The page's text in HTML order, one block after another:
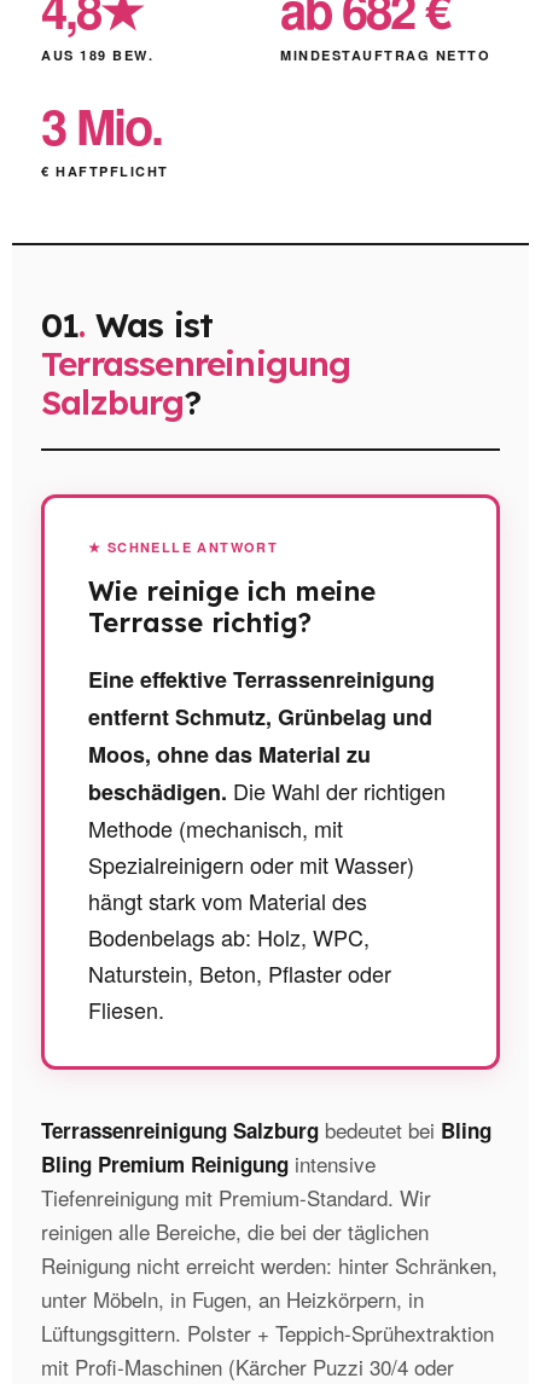
AUS 189 BEW. MINDESTAUFTRAG NETTO
3 Mio.
€ HAFTPFLICHT
01. Was ist
Terrassenreinigung
Salzburg?
★ SCHNELLE ANTWORT
Wie reinige ich meine
Terrasse richtig?
Eine effektive Terrassenreinigung
entfernt Schmutz, Grünbelag und
Moos, ohne das Material zu
beschädigen. Die Wahl der richtigen
Methode (mechanisch, mit
Spezialreinigern oder mit Wasser)
hängt stark vom Material des
Bodenbelags ab: Holz, WPC,
Naturstein, Beton, Pflaster oder
Fliesen.
Terrassenreinigung Salzburg bedeutet bei Bling
Bling Premium Reinigung intensive
Tiefenreinigung mit Premium-Standard. Wir
reinigen alle Bereiche, die bei der täglichen
Reinigung nicht erreicht werden: hinter Schränken,
unter Möbeln, in Fugen, an Heizkörpern, in
Lüftungsgittern. Polster + Teppich-Sprühextraktion
mit Profi-Maschinen (Kärcher Puzzi 30/4 oder